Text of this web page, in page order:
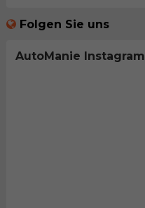
Folgen Sie uns
AutoManie Instagram